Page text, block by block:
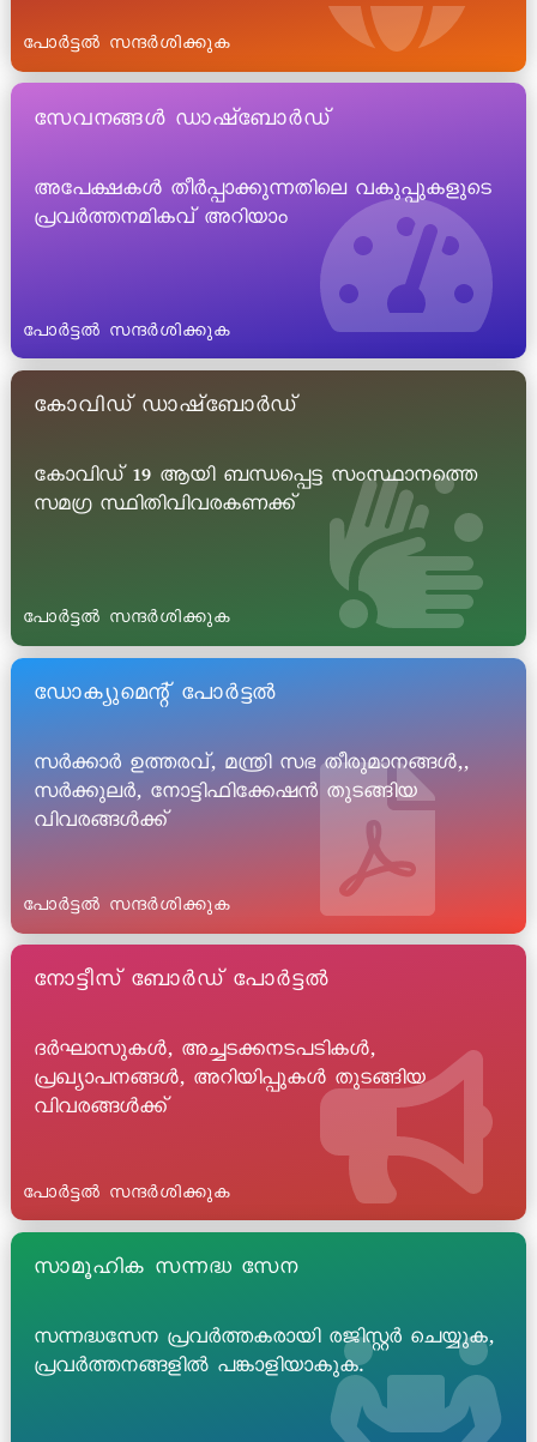
പോർട്ടൽ സന്ദർശിക്കുക
സേവനങ്ങൾ ഡാഷ്ബോർഡ്
അപേക്ഷകൾ തീർപ്പാക്കുന്നതിലെ വകുപ്പുകളുടെ
പ്രവർത്തനമികവ് അറിയാം
പോർട്ടൽ സന്ദർശിക്കുക
കോവിഡ് ഡാഷ്ബോർഡ്
കോവിഡ് 19 ആയി ബന്ധപ്പെട്ട സംസ്ഥാനത്തെ
സമഗ്ര സ്ഥിതിവിവരകണക്ക്
പോർട്ടൽ സന്ദർശിക്കുക
ഡോക്യുമെന്റ് പോർട്ടൽ
സർക്കാർ ഉത്തരവ്, മന്ത്രി സഭ തീരുമാനങ്ങൾ,,
സർക്കുലർ, നോട്ടിഫിക്കേഷൻ തുടങ്ങിയ
വിവരങ്ങൾക്ക്
പോർട്ടൽ സന്ദർശിക്കുക
നോട്ടീസ് ബോർഡ് പോർട്ടൽ
ദർഘാസുകൾ, അച്ചടക്കനടപടികൾ,
പ്രഖ്യാപനങ്ങൾ, അറിയിപ്പുകൾ തുടങ്ങിയ
വിവരങ്ങൾക്ക്
പോർട്ടൽ സന്ദർശിക്കുക
സാമൂഹിക സന്നദ്ധ സേന
സന്നദ്ധസേന പ്രവർത്തകരായി രജിസ്റ്റർ ചെയ്യുക,
പ്രവർത്തനങ്ങളിൽ പങ്കാളിയാകുക.